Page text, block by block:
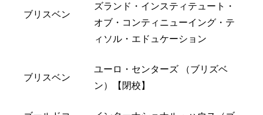
ブリスベン
ズランド・インスティテュート・
オブ・コンティニューイング・テ
ィソル・エドュケーション
ブリスベン
ユーロ・センターズ （ブリズベ
ン）【閉校】